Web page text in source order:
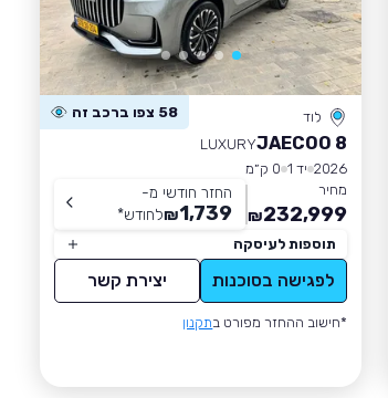
לוד 58 צפו ברכב זה
JAECOO 8
LUXURY
2026 יד 1
0 ק״מ
מחיר
232,999
₪
החזר חודשי מ-
1,739
₪לחודש*
תוספות לעיסקה
לפגישה בסוכנות יצירת קשר
*חישוב ההחזר מפורט בתקנון